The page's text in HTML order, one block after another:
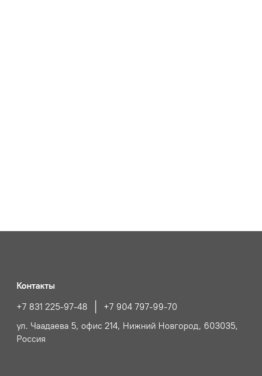
Контакты
+7 831 225-97-48
+7 904 797-99-70
ул. Чаадаева 5, офис 214, Нижний Новгород, 603035,
Россия